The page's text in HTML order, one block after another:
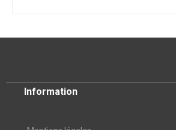
Information